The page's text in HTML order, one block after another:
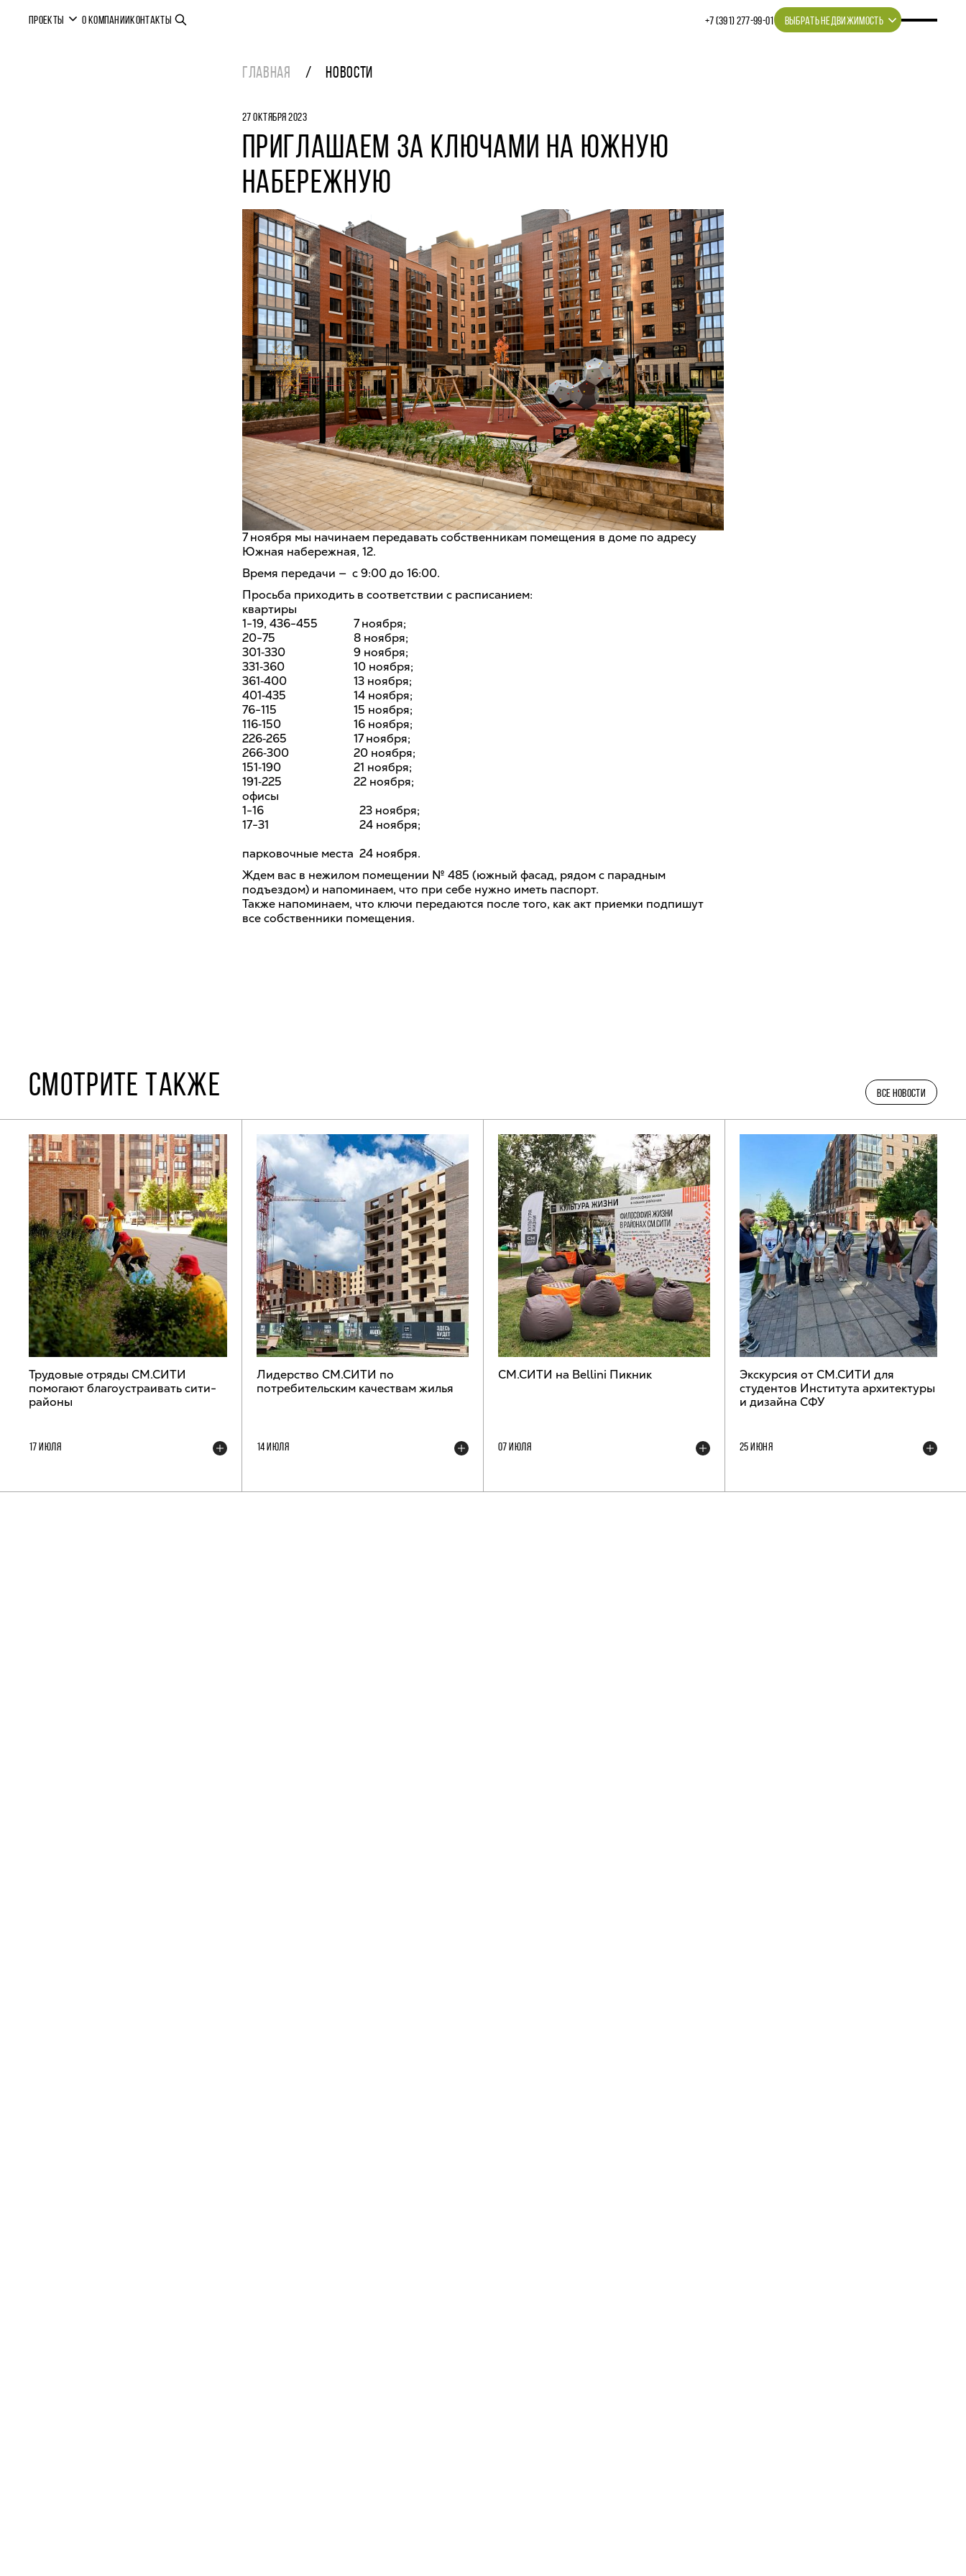
ПРОЕКТЫ О КОМПАНИИКОНТАКТЫ +7 (391) 277‒99‒01 ВЫБРАТЬ НЕДВИЖИМОСТЬ
ГЛАВНАЯ НОВОСТИ
27 ОКТЯБРЯ 2023
ПРИГЛАШАЕМ ЗА КЛЮЧАМИ НА ЮЖНУЮ
НАБЕРЕЖНУЮ
7 ноября мы начинаем передавать собственникам помещения в доме по адресу
Южная набережная, 12.
Время передачи — с 9:00 до 16:00.
Просьба приходить в соответствии с расписанием:
квартиры
1-19, 436-455
7 ноября;
20-75
8 ноября;
301‑330
9 ноября;
331‑360
10 ноября;
361‑400
13 ноября;
401‑435
14 ноября;
76-115
15 ноября;
116‑150
16 ноября;
226‑265
17 ноября;
266‑300
20 ноября;
151‑190
21 ноября;
191‑225
22 ноября;
офисы
1-16
23 ноября;
17-31
24 ноября;
парковочные места 24 ноября.
Ждем вас в нежилом помещении № 485 (южный фасад, рядом с парадным
подъездом) и напоминаем, что при себе нужно иметь паспорт.
Также напоминаем, что ключи передаются после того, как акт приемки подпишут
все собственники помещения.
СМОТРИТЕ ТАКЖЕ ВСЕ НОВОСТИ
Трудовые отряды СМ.СИТИ
помогают благоустраивать сити-
районы
17 ИЮЛЯ
Лидерство СМ.СИТИ по
потребительским качествам жилья
14 ИЮЛЯ
СМ.СИТИ на Bellini Пикник
07 ИЮЛЯ
Экскурсия от СМ.СИТИ для
студентов Института архитектуры
и дизайна СФУ
25 ИЮНЯ